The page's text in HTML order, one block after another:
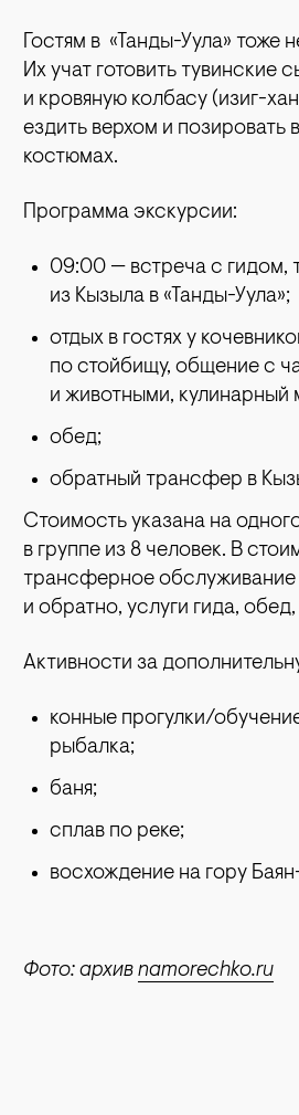
Гостям в «Танды-Уула» тоже
Их учат готовить тувинские
и кровяную колбасу (изиг-
ездить верхом и позировать
костюмах.
Программа экскурсии:
09:00 — встреча с гидом,
из Кызыла в «Танды-Уула»;
отдых в гостях у
по стойбищу, общение с
и животными, кулинарный
обед;
обратный трансфер в
Стоимость указана на
в группе из 8 человек. В
трансферное
и обратно, услуги гида,
Активности за
конные прогулки/
рыбалка;
баня;
сплав по реке;
восхождение на гору
Фото: архив namorechko.ru